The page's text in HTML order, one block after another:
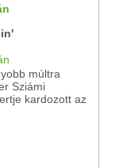
múltra
Sziámi
kardozott az